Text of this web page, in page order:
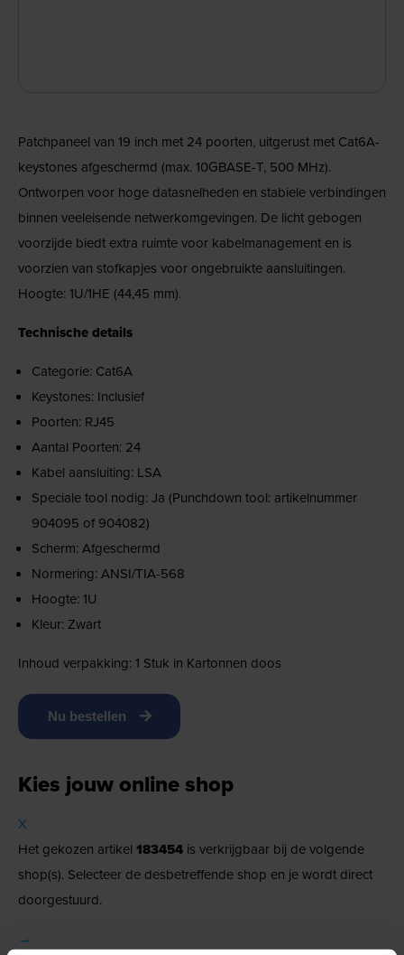
Patchpaneel van 19 inch met 24 poorten, uitgerust met Cat6A-
keystones afgeschermd (max. 10GBASE-T, 500 MHz).
Ontworpen voor hoge datasnelheden en stabiele verbindingen
binnen veeleisende netwerkomgevingen. De licht gebogen
voorzijde biedt extra ruimte voor kabelmanagement en is
voorzien van stofkapjes voor ongebruikte aansluitingen.
Hoogte: 1U/1HE (44,45 mm).
Technische details
Categorie: Cat6A
Keystones: Inclusief
Poorten: RJ45
Aantal Poorten: 24
Kabel aansluiting: LSA
Speciale tool nodig: Ja (Punchdown tool: artikelnummer
904095 of 904082)
Scherm: Afgeschermd
Normering: ANSI/TIA-568
Hoogte: 1U
Kleur: Zwart
Inhoud verpakking: 1 Stuk in Kartonnen doos
Nu bestellen
Kies jouw online shop
X
Het gekozen artikel 183454 is verkrijgbaar bij de volgende
shop(s). Selecteer de desbetreffende shop en je wordt direct
doorgestuurd.
→